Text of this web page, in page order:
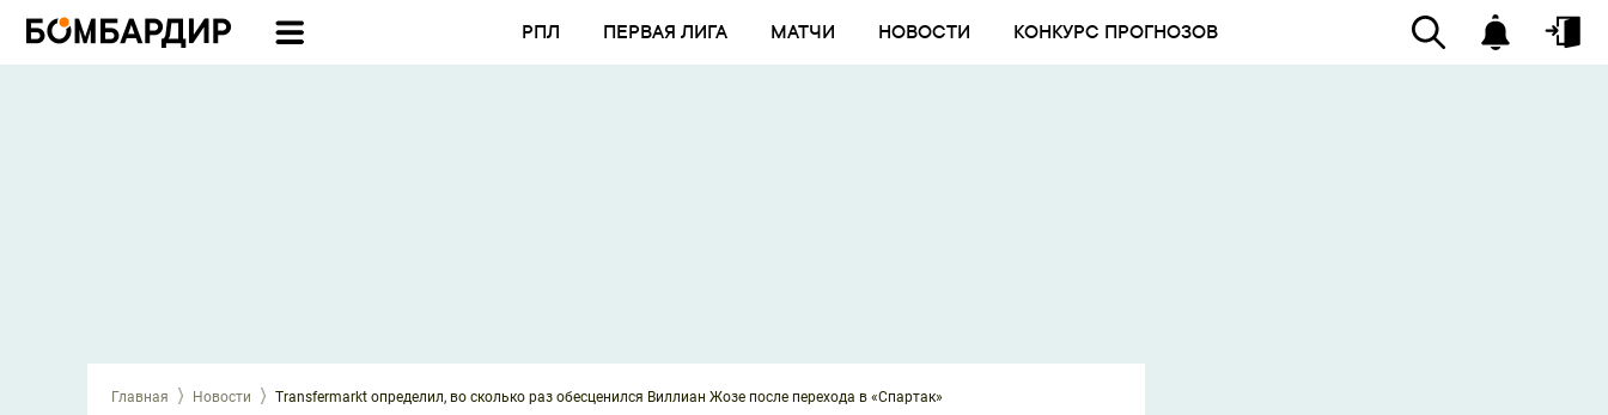
РПЛ ПЕРВАЯ ЛИГА МАТЧИ НОВОСТИ КОНКУРС ПРОГНОЗОВ
Главная Новости Transfermarkt определил, во сколько раз обесценился Виллиан Жозе после перехода в «Спартак»